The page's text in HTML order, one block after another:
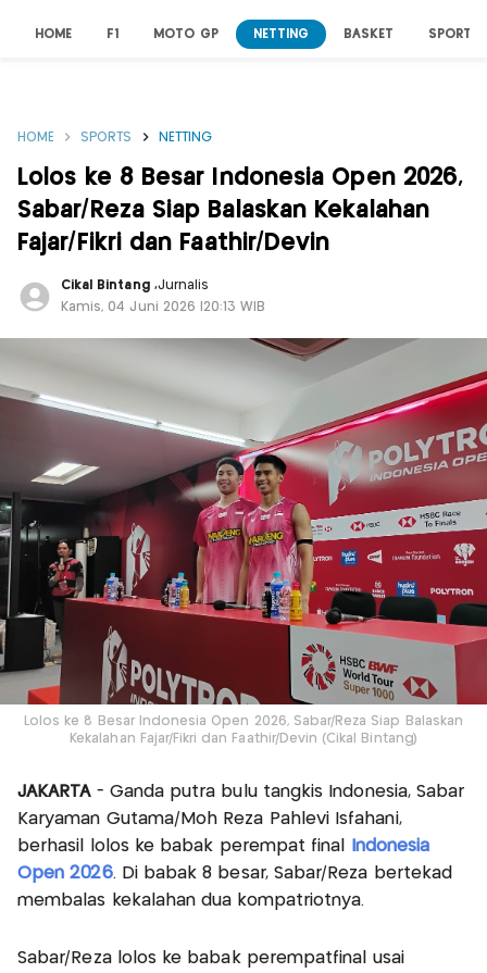
HOME F1 MOTO GP NETTING BASKET SPORT
HOME SPORTS NETTING
Lolos ke 8 Besar Indonesia Open 2026,
Sabar/Reza Siap Balaskan Kekalahan
Fajar/Fikri dan Faathir/Devin
Cikal Bintang ,Jurnalis
Kamis, 04 Juni 2026 |20:13 WIB
Lolos ke 8 Besar Indonesia Open 2026, Sabar/Reza Siap Balaskan
Kekalahan Fajar/Fikri dan Faathir/Devin (Cikal Bintang)
JAKARTA- Ganda putra bulu tangkis Indonesia, Sabar
Karyaman Gutama/Moh Reza Pahlevi Isfahani,
berhasil lolos ke babak perempat final
Indonesia
Open 2026. Di babak 8 besar, Sabar/Reza bertekad
membalas kekalahan dua kompatriotnya.
Sabar/Reza lolos ke babak perempatfinal usai